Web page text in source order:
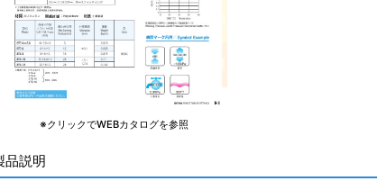
※クリックでWEBカタログを参照
品説明